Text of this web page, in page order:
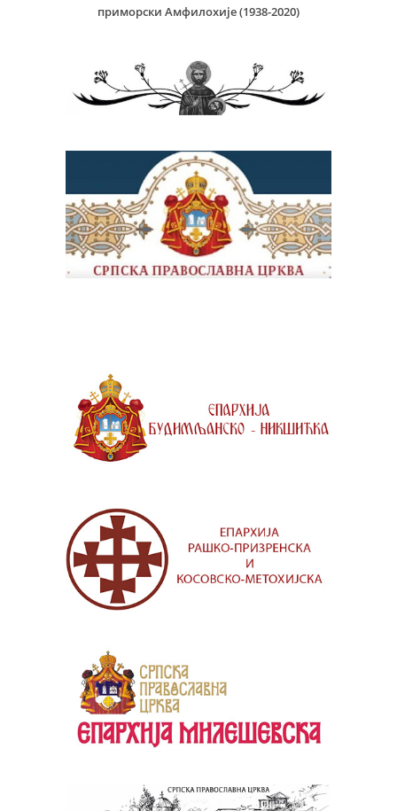
приморски Амфилохије (1938-2020)